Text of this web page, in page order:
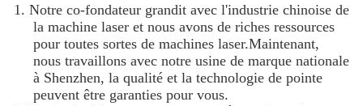
1. Notre co-fondateur grandit avec l'industrie chinoise de
la machine laser et nous avons de riches ressources
pour toutes sortes de machines laser.Maintenant,
nous travaillons avec notre usine de marque nationale
à Shenzhen, la qualité et la technologie de pointe
peuvent être garanties pour vous.